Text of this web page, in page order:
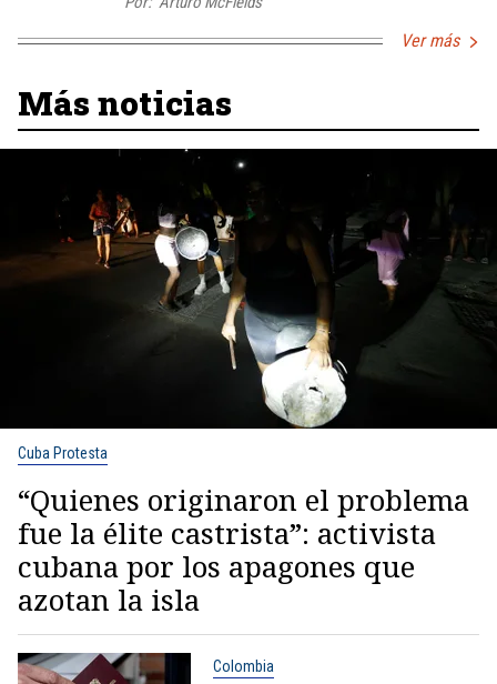
Ver más
Más noticias
Cuba Protesta
“Quienes originaron el problema
fue la élite castrista”: activista
cubana por los apagones que
azotan la isla
Colombia